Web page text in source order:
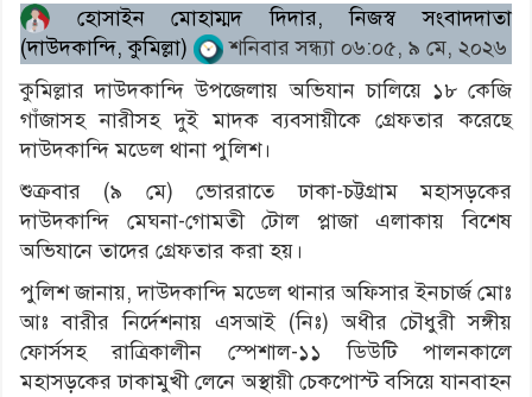
হোসাইন মোহাম্মদ দিদার, নিজস্ব সংবাদদাতা
(দাউদকান্দি, কুমিল্লা)
শনিবার সন্ধ্যা ০৬:০৫, ৯ মে, ২০২৬
কুমিল্লার দাউদকান্দি উপজেলায় অভিযান চালিয়ে ১৮ কেজি
গাঁজাসহ নারীসহ দুই মাদক ব্যবসায়ীকে গ্রেফতার করেছে
দাউদকান্দি মডেল থানা পুলিশ।
শুক্রবার (৯ মে) ভোররাতে ঢাকা-চট্টগ্রাম মহাসড়কের
দাউদকান্দি মেঘনা-গোমতী টোল প্লাজা এলাকায় বিশেষ
অভিযানে তাদের গ্রেফতার করা হয়।
পুলিশ জানায়, দাউদকান্দি মডেল থানার অফিসার ইনচার্জ মোঃ
আঃ বারীর নির্দেশনায় এসআই (নিঃ) অধীর চৌধুরী সঙ্গীয়
ফোর্সসহ রাত্রিকালীন স্পেশাল-১১ ডিউটি পালনকালে
মহাসড়কের ঢাকামুখী লেনে অস্থায়ী চেকপোস্ট বসিয়ে যানবাহন